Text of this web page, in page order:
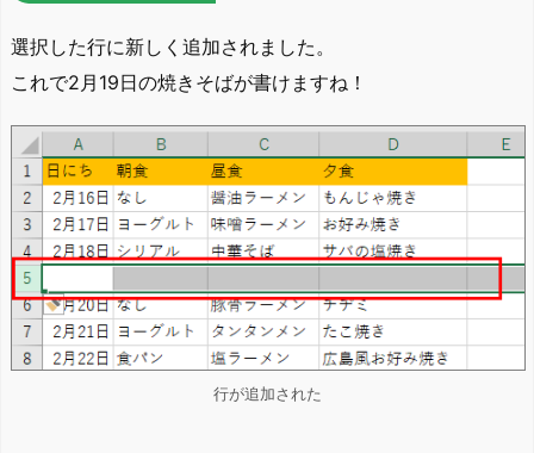
選択した行に新しく追加されました。
これで2月19日の焼きそばが書けますね！
行が追加された